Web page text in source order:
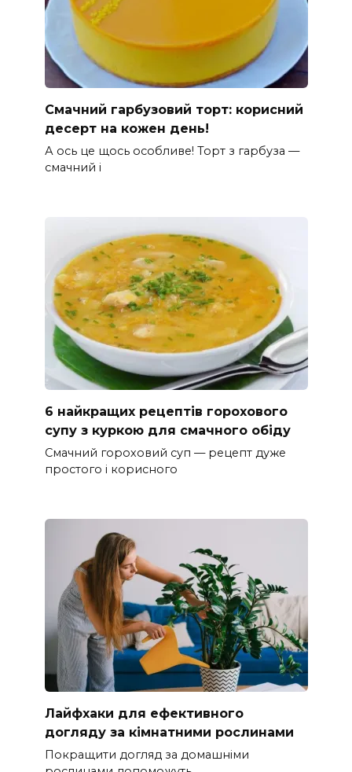
Смачний гарбузовий торт: корисний
десерт на кожен день!
А ось це щось особливе! Торт з гарбуза —
смачний і
6 найкращих рецептів горохового
супу з куркою для смачного обіду
Смачний гороховий суп — рецепт дуже
простого і корисного
Лайфхаки для ефективного
догляду за кімнатними рослинами
Покращити догляд за домашніми